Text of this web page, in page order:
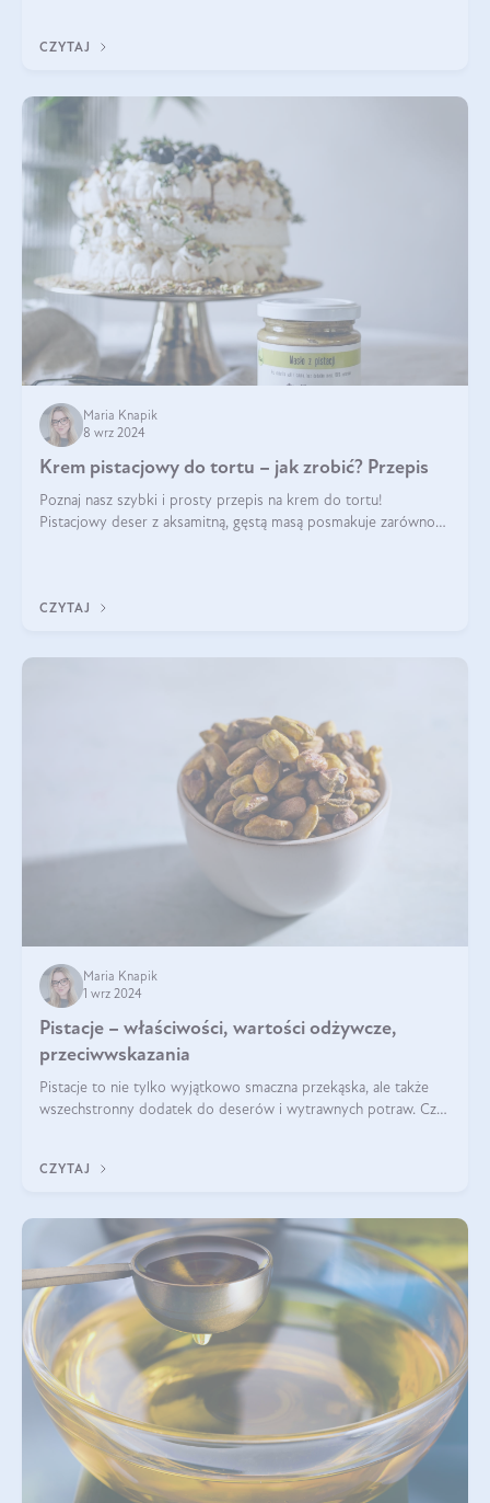
CZYTAJ
Maria Knapik
8 wrz 2024
Krem pistacjowy do tortu – jak zrobić? Przepis
Poznaj nasz szybki i prosty przepis na krem do tortu!
Pistacjowy deser z aksamitną, gęstą masą posmakuje zarówno
CZYTAJ
Maria Knapik
1 wrz 2024
Pistacje – właściwości, wartości odżywcze,
przeciwwskazania
Pistacje to nie tylko wyjątkowo smaczna przekąska, ale także
wszechstronny dodatek do deserów i wytrawnych potraw. Czy
CZYTAJ